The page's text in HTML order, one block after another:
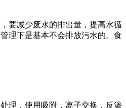
要减少废水的排出量，提高水循
理下是基本不会排放污水的。食
理，使用吸附，离子交换，反渗